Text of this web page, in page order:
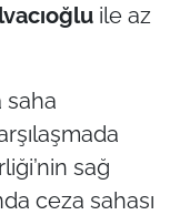
ile az
saha
sağ
ceza sahası